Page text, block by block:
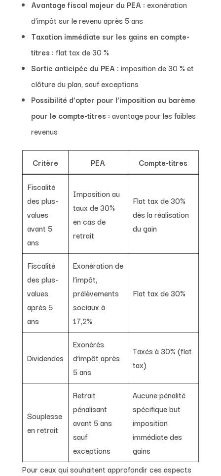
Avantage fiscal majeur du PEA : exonération
d’impôt sur le revenu après 5 ans
Taxation immédiate sur les gains en compte-
titres : flat tax de 30 %
Sortie anticipée du PEA : imposition de 30 % et
clôture du plan, sauf exceptions
Possibilité d’opter pour l’imposition au barème
pour le compte-titres : avantage pour les faibles
revenus
Critère PEA Compte-titres
Fiscalité
des plus-
values
avant 5
ans
Imposition au
taux de 30%
en cas de
retrait
Flat tax de 30%
dès la réalisation
du gain
Fiscalité
des plus-
values
après 5
ans
Exonération de
l’impôt,
prélèvements
sociaux à
17,2%
Flat tax de 30%
Dividendes
Exonérés
d’impôt après
5 ans
Taxés à 30% (flat
tax)
Souplesse
en retrait
Retrait
pénalisant
avant 5 ans
sauf
exceptions
Aucune pénalité
spécifique but
imposition
immédiate des
gains
Pour ceux qui souhaitent approfondir ces aspects